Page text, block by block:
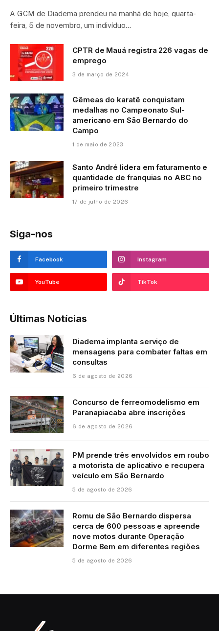
A GCM de Diadema prendeu na manhã de hoje, quarta-
feira, 5 de novembro, um indivíduo…
CPTR de Mauá registra 226 vagas de
emprego
3 de março de 2024
Gêmeas do karatê conquistam
medalhas no Campeonato Sul-
americano em São Bernardo do
Campo
1 de maio de 2023
Santo André lidera em faturamento e
quantidade de franquias no ABC no
primeiro trimestre
17 de julho de 2026
Siga-nos
Facebook Instagram
YouTube TikTok
Últimas Notícias
Diadema implanta serviço de
mensagens para combater faltas em
consultas
6 de agosto de 2026
Concurso de ferreomodelismo em
Paranapiacaba abre inscrições
6 de agosto de 2026
PM prende três envolvidos em roubo
a motorista de aplicativo e recupera
veículo em São Bernardo
5 de agosto de 2026
Romu de São Bernardo dispersa
cerca de 600 pessoas e apreende
nove motos durante Operação
Dorme Bem em diferentes regiões
5 de agosto de 2026